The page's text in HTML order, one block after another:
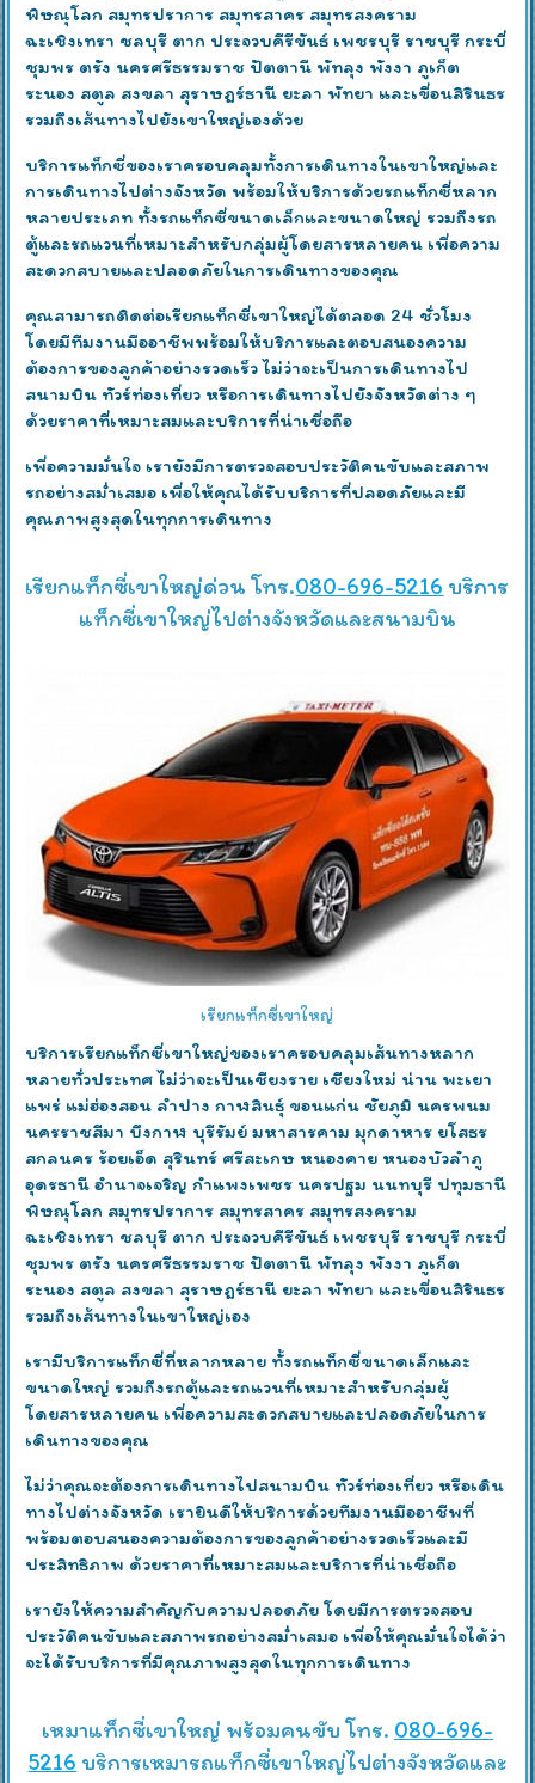
พิษณุโลก สมุทรปราการ สมุทรสาคร สมุทรสงคราม
ฉะเชิงเทรา ชลบุรี ตาก ประจวบคีรีขันธ์ เพชรบุรี ราชบุรี กระบี่
ชุมพร ตรัง นครศรีธรรมราช ปัตตานี พัทลุง พังงา ภูเก็ต
ระนอง สตูล สงขลา สุราษฎร์ธานี ยะลา พัทยา และเขื่อนสิรินธร
รวมถึงเส้นทางไปยังเขาใหญ่เองด้วย
บริการแท็กซี่ของเราครอบคลุมทั้งการเดินทางในเขาใหญ่และ
การเดินทางไปต่างจังหวัด พร้อมให้บริการด้วยรถแท็กซี่หลาก
หลายประเภท ทั้งรถแท็กซี่ขนาดเล็กและขนาดใหญ่ รวมถึงรถ
ตู้และรถแวนที่เหมาะสำหรับกลุ่มผู้โดยสารหลายคน เพื่อความ
สะดวกสบายและปลอดภัยในการเดินทางของคุณ
คุณสามารถติดต่อเรียกแท็กซี่เขาใหญ่ได้ตลอด 24 ชั่วโมง
โดยมีทีมงานมืออาชีพพร้อมให้บริการและตอบสนองความ
ต้องการของลูกค้าอย่างรวดเร็ว ไม่ว่าจะเป็นการเดินทางไป
สนามบิน ทัวร์ท่องเที่ยว หรือการเดินทางไปยังจังหวัดต่าง ๆ
ด้วยราคาที่เหมาะสมและบริการที่น่าเชื่อถือ
เพื่อความมั่นใจ เรายังมีการตรวจสอบประวัติคนขับและสภาพ
รถอย่างสม่ำเสมอ เพื่อให้คุณได้รับบริการที่ปลอดภัยและมี
คุณภาพสูงสุดในทุกการเดินทาง
เรียกแท็กซี่เขาใหญ่ด่วน โทร.080-696-5216 บริการ
แท็กซี่เขาใหญ่ไปต่างจังหวัดและสนามบิน
เรียกแท็กซี่เขาใหญ่
บริการเรียกแท็กซี่เขาใหญ่ของเราครอบคลุมเส้นทางหลาก
หลายทั่วประเทศ ไม่ว่าจะเป็นเชียงราย เชียงใหม่ น่าน พะเยา
แพร่ แม่ฮ่องสอน ลำปาง กาฬสินธุ์ ขอนแก่น ชัยภูมิ นครพนม
นครราชสีมา บึงกาฬ บุรีรัมย์ มหาสารคาม มุกดาหาร ยโสธร
สกลนคร ร้อยเอ็ด สุรินทร์ ศรีสะเกษ หนองคาย หนองบัวลำภู
อุดรธานี อำนาจเจริญ กำแพงเพชร นครปฐม นนทบุรี ปทุมธานี
พิษณุโลก สมุทรปราการ สมุทรสาคร สมุทรสงคราม
ฉะเชิงเทรา ชลบุรี ตาก ประจวบคีรีขันธ์ เพชรบุรี ราชบุรี กระบี่
ชุมพร ตรัง นครศรีธรรมราช ปัตตานี พัทลุง พังงา ภูเก็ต
ระนอง สตูล สงขลา สุราษฎร์ธานี ยะลา พัทยา และเขื่อนสิรินธร
รวมถึงเส้นทางในเขาใหญ่เอง
เรามีบริการแท็กซี่ที่หลากหลาย ทั้งรถแท็กซี่ขนาดเล็กและ
ขนาดใหญ่ รวมถึงรถตู้และรถแวนที่เหมาะสำหรับกลุ่มผู้
โดยสารหลายคน เพื่อความสะดวกสบายและปลอดภัยในการ
เดินทางของคุณ
ไม่ว่าคุณจะต้องการเดินทางไปสนามบิน ทัวร์ท่องเที่ยว หรือเดิน
ทางไปต่างจังหวัด เรายินดีให้บริการด้วยทีมงานมืออาชีพที่
พร้อมตอบสนองความต้องการของลูกค้าอย่างรวดเร็วและมี
ประสิทธิภาพ ด้วยราคาที่เหมาะสมและบริการที่น่าเชื่อถือ
เรายังให้ความสำคัญกับความปลอดภัย โดยมีการตรวจสอบ
ประวัติคนขับและสภาพรถอย่างสม่ำเสมอ เพื่อให้คุณมั่นใจได้ว่า
จะได้รับบริการที่มีคุณภาพสูงสุดในทุกการเดินทาง
เหมาแท็กซี่เขาใหญ่ พร้อมคนขับ โทร. 080-696-
5216 บริการเหมารถแท็กซี่เขาใหญ่ไปต่างจังหวัดและ